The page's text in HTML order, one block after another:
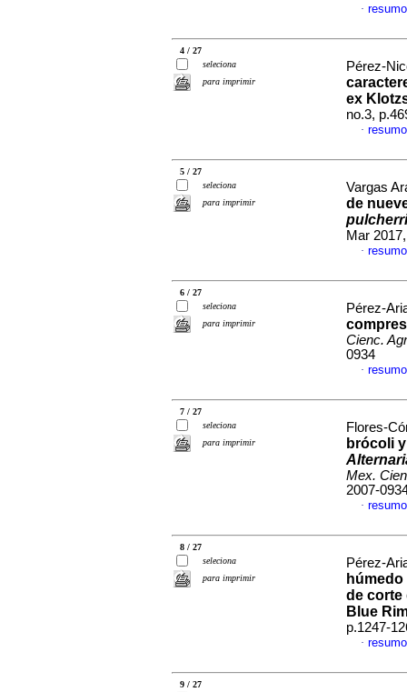
·
4 / 27
seleciona
para imprimir
Pérez-
ex
no.3,
·
5 / 27
seleciona
para imprimir
Vargas
de
Mar
·
6 / 27
seleciona
para imprimir
Pérez-
Cienc.
0934
·
7 / 27
seleciona
para imprimir
Flores-
brócoli
Mex.
2007-
·
8 / 27
seleciona
para imprimir
Pérez-
de corte
Blue
p.1247-
·
9 / 27